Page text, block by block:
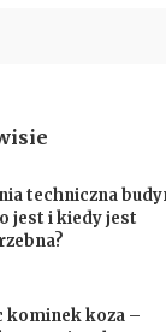
techniczna
jest i kiedy jest
kominek koza –